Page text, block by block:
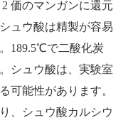
価のマンガンに還元
ュウ酸は精製が容易
189.5℃で二酸化炭
シュウ酸は、実験室
可能性があります。
、シュウ酸カルシウ